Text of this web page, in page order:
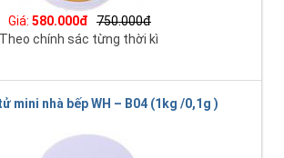
Giá: 580.000đ
750.000đ
Theo chính sác từng thời kì
mini nhà bếp WH – B04 (1kg /0,1g )